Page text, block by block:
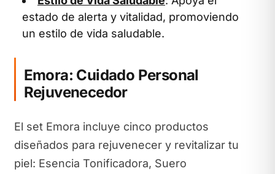
estado de alerta y vitalidad, promoviendo
un estilo de vida saludable.
Emora: Cuidado Personal
Rejuvenecedor
El set Emora incluye cinco productos
diseñados para rejuvenecer y revitalizar tu
piel: Esencia Tonificadora, Suero